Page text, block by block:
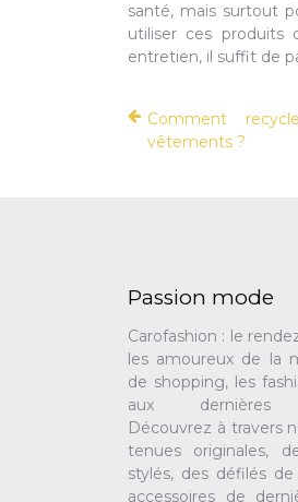
santé, mais surtout
utiliser ces produits
entretien, il suffit de
Comment
vêtements ?
Passion mode
Carofashion : le
les amoureux de la
de shopping, les
aux dernières
Découvrez à travers
tenues originales,
stylés, des défilés
accessoires de